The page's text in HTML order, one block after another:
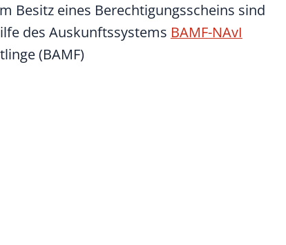
Besitz eines Berechtigungsscheins sind
des Auskunftssystems BAMF-NAvI
(BAMF)